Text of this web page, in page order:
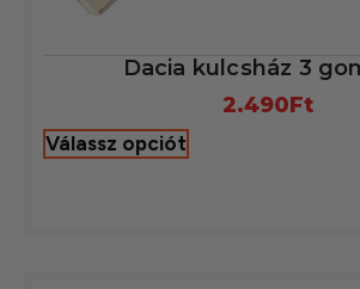
Dacia kulcsház 3
2.490Ft
Válassz opciót